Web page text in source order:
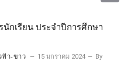
นักเรียน ประจำปีการศึกษา
ฟ้า-ขาว 15 มกราคม 2024 By